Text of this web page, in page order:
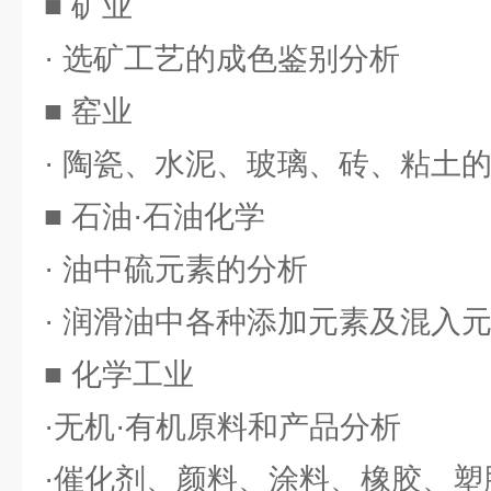
· 选矿工艺的成色鉴别分析
■ 窑业
· 陶瓷、水泥、玻璃、砖、粘土
■ 石油·石油化学
· 油中硫元素的分析
· 润滑油中各种添加元素及混入
■ 化学工业
·无机·有机原料和产品分析
·催化剂、颜料、涂料、橡胶、